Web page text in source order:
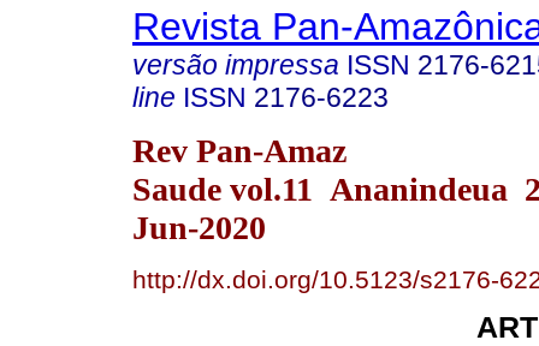
Revista Pan-
versão impressa ISSN 2176-
line ISSN 2176-6223
Rev Pan-Amaz
Saude vol.11 Ananindeua
Jun-2020
http://dx.doi.org/10.5123/s2176-